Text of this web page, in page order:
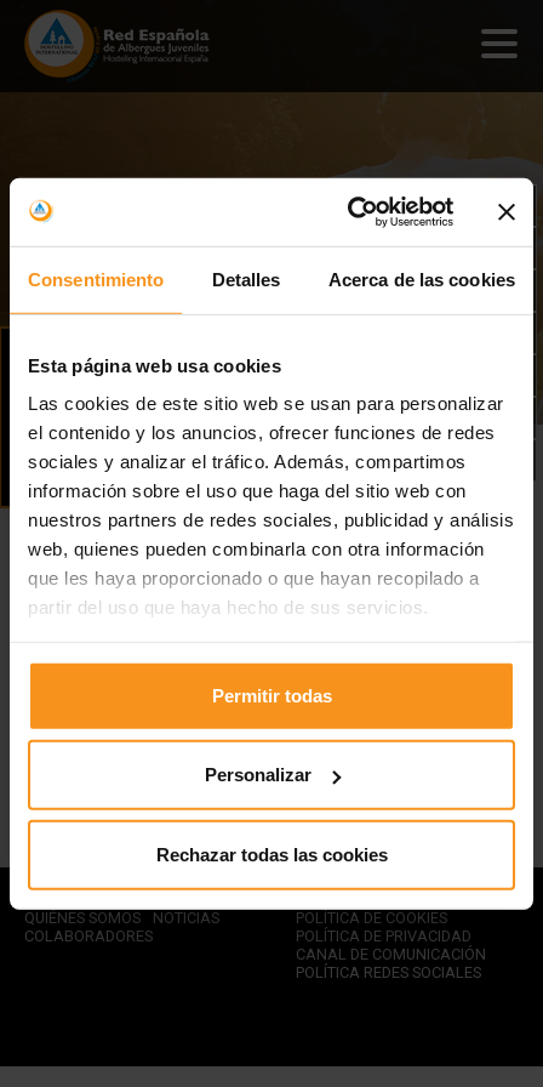
Consentimiento Detalles Acerca de las cookies
Esta página web usa cookies
Las cookies de este sitio web se usan para personalizar
el contenido y los anuncios, ofrecer funciones de redes
sociales y analizar el tráfico. Además, compartimos
información sobre el uso que haga del sitio web con
nuestros partners de redes sociales, publicidad y análisis
web, quienes pueden combinarla con otra información
que les haya proporcionado o que hayan recopilado a
partir del uso que haya hecho de sus servicios.
Permitir todas
Personalizar
Rechazar todas las cookies
GRUPOS
LO SENTIMOS
PERO ESTE
BONO YA HA
SIDO USADO
QUIÉNES SOMOS
NOTICIAS
COLABORADORES
POLÍTICA DE COOKIES
POLÍTICA DE PRIVACIDAD
CANAL DE COMUNICACIÓN
POLÍTICA REDES SOCIALES